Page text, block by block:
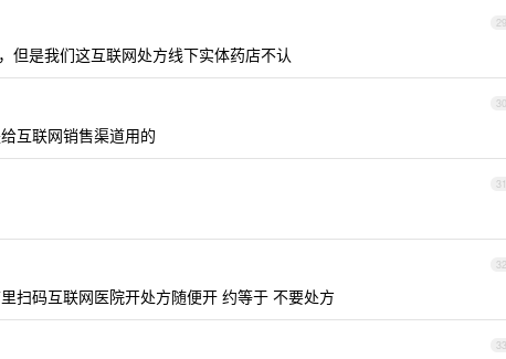
29
但是我们这互联网处方线下实体药店不认
30
互联网销售渠道用的
31
32
扫码互联网医院开处方随便开 约等于 不要处方
33